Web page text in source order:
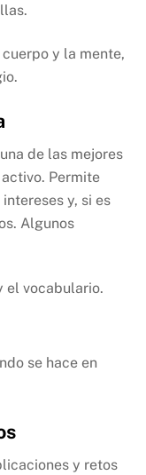
y la mente,
de las mejores
Permite
y, si es
Algunos
el vocabulario.
se hace en
y retos